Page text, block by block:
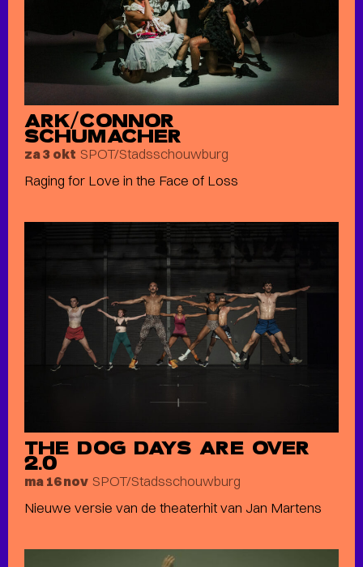
ARK/CONNOR
SCHUMACHER
za 3 okt SPOT/Stadsschouwburg
Raging for Love in the Face of Loss
THE DOG DAYS ARE OVER
2.0
ma 16 nov SPOT/Stadsschouwburg
Nieuwe versie van de theaterhit van Jan Martens